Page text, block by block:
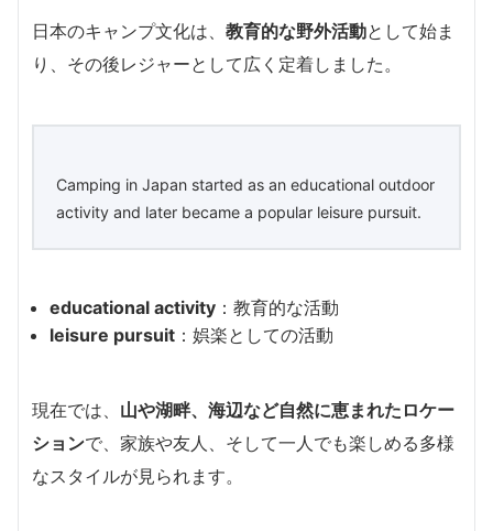
日本のキャンプ文化は、 教育的な野外活動として始ま
り、その後レジャーとして広く定着しました。
Camping in Japan started as an educational outdoor
activity and later became a popular leisure pursuit.
educational activity ：教育的な活動
leisure pursuit ：娯楽としての活動
現在では、 山や湖畔、海辺など自然に恵まれたロケー
ションで、家族や友人、そして一人でも楽しめる多様
なスタイルが見られます。